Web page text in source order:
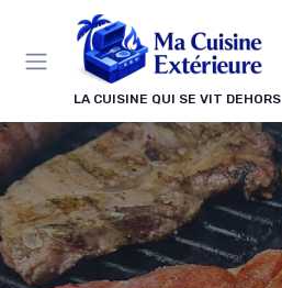
LA CUISINE QUI SE VIT DEHORS
Panneau de gestion des cookies